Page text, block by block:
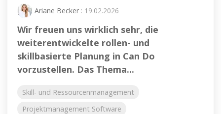
Ariane Becker : 19.02.2026
Wir freuen uns wirklich sehr, die
weiterentwickelte rollen- und
skillbasierte Planung in Can Do
vorzustellen. Das Thema...
Skill- und Ressourcenmanagement
Projektmanagement Software